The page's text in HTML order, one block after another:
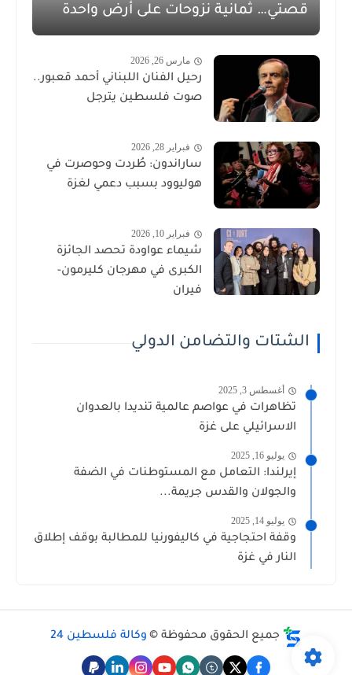
قصتي… ثمانية نزوحات على أرض واحدة
مارس 26, 2026
رحيل الفنان اللبناني أحمد قعبور..
صوت فلسطين يترجل
فبراير 28, 2026
ساراندون: طُردت وحوصرت في
هوليوود بسبب دعمي لغزة
فبراير 10, 2026
شيماء عواودة تحصد الجائزة
الكبرى في مهرجان كليرمون-
فيران
الشتات والتضامن الدولي
أغسطس 3, 2025
تظاهرات في عواصم عالمية تنديدا بالعدوان
الاسرائيلي على غزة
يوليو 16, 2025
إيرلندا: التعامل مع المستوطنات في الضفة
والجولان والقدس جريمة...
يوليو 14, 2025
وقفة احتجاجية في كاليفورنيا للمطالبة بوقف إطلاق
النار في غزة
جميع الحقوق محفوظة © وكالة فلسطين 24